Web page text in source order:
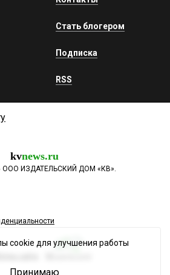
Стать блогером
Подписка
RSS
kvnews.ru
ООО ИЗДАТЕЛЬСКИЙ ДОМ «КВ».
сайта
cookie для улучшения работы
Принимаю